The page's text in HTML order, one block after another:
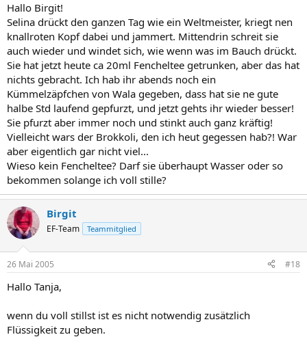
Hallo Birgit!
Selina drückt den ganzen Tag wie ein Weltmeister, kriegt nen
knallroten Kopf dabei und jammert. Mittendrin schreit sie
auch wieder und windet sich, wie wenn was im Bauch drückt.
Sie hat jetzt heute ca 20ml Fencheltee getrunken, aber das hat
nichts gebracht. Ich hab ihr abends noch ein
Kümmelzäpfchen von Wala gegeben, dass hat sie ne gute
halbe Std laufend gepfurzt, und jetzt gehts ihr wieder besser!
Sie pfurzt aber immer noch und stinkt auch ganz kräftig!
Vielleicht wars der Brokkoli, den ich heut gegessen hab?! War
aber eigentlich gar nicht viel...
Wieso kein Fencheltee? Darf sie überhaupt Wasser oder so
bekommen solange ich voll stille?
Birgit
EF-Team Teammitglied
26 Mai 2005 #18
Hallo Tanja,
wenn du voll stillst ist es nicht notwendig zusätzlich
Flüssigkeit zu geben.